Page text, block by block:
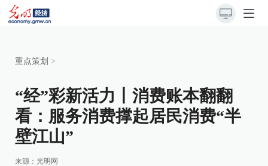
重点策划 >
“经”彩新活力丨消费账本翻翻
看：服务消费撑起居民消费“半
壁江山”
来源： 光明网